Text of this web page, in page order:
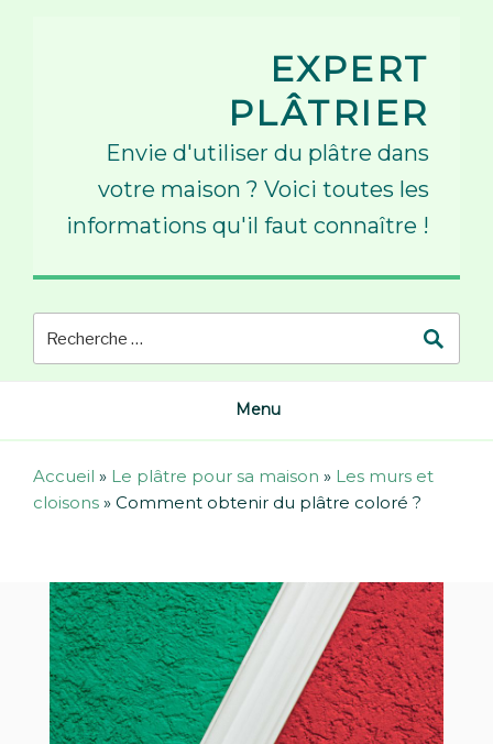
EXPERT
PLÂTRIER
Envie d'utiliser du plâtre dans
votre maison ? Voici toutes les
informations qu'il faut connaître !
Menu
Accueil » Le plâtre pour sa maison » Les murs et
cloisons » Comment obtenir du plâtre coloré ?